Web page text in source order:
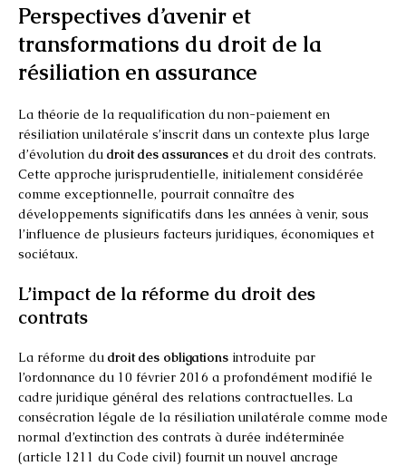
Perspectives d’avenir et
transformations du droit de la
résiliation en assurance
La théorie de la requalification du non-paiement en
résiliation unilatérale s’inscrit dans un contexte plus large
d’évolution du droit des assurances et du droit des contrats.
Cette approche jurisprudentielle, initialement considérée
comme exceptionnelle, pourrait connaître des
développements significatifs dans les années à venir, sous
l’influence de plusieurs facteurs juridiques, économiques et
sociétaux.
L’impact de la réforme du droit des
contrats
La réforme du droit des obligations introduite par
l’ordonnance du 10 février 2016 a profondément modifié le
cadre juridique général des relations contractuelles. La
consécration légale de la résiliation unilatérale comme mode
normal d’extinction des contrats à durée indéterminée
(article 1211 du Code civil) fournit un nouvel ancrage